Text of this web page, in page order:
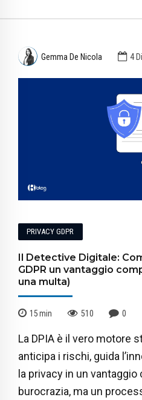
Gemma De Nicola 4
PRIVACY GDPR
Il Detective Digitale:
GDPR un vantaggio
una multa)
15min 510 0
La DPIA è il vero motore
anticipa i rischi, guida
la privacy in un
burocrazia, ma un